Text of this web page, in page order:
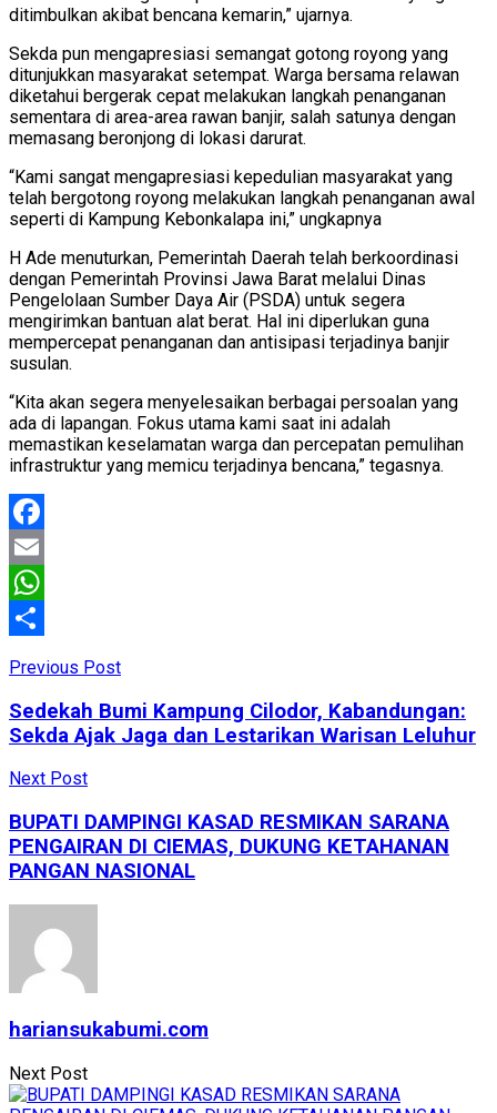
ditimbulkan akibat bencana kemarin,” ujarnya.
Sekda pun mengapresiasi semangat gotong royong yang
ditunjukkan masyarakat setempat. Warga bersama relawan
diketahui bergerak cepat melakukan langkah penanganan
sementara di area-area rawan banjir, salah satunya dengan
memasang beronjong di lokasi darurat.
“Kami sangat mengapresiasi kepedulian masyarakat yang
telah bergotong royong melakukan langkah penanganan awal
seperti di Kampung Kebonkalapa ini,” ungkapnya
H Ade menuturkan, Pemerintah Daerah telah berkoordinasi
dengan Pemerintah Provinsi Jawa Barat melalui Dinas
Pengelolaan Sumber Daya Air (PSDA) untuk segera
mengirimkan bantuan alat berat. Hal ini diperlukan guna
mempercepat penanganan dan antisipasi terjadinya banjir
susulan.
“Kita akan segera menyelesaikan berbagai persoalan yang
ada di lapangan. Fokus utama kami saat ini adalah
memastikan keselamatan warga dan percepatan pemulihan
infrastruktur yang memicu terjadinya bencana,” tegasnya.
Facebook
Email
WhatsApp
Previous Post
Sedekah Bumi Kampung Cilodor, Kabandungan:
Sekda Ajak Jaga dan Lestarikan Warisan Leluhur
Next Post
BUPATI DAMPINGI KASAD RESMIKAN SARANA
PENGAIRAN DI CIEMAS, DUKUNG KETAHANAN
PANGAN NASIONAL
hariansukabumi.com
Next Post